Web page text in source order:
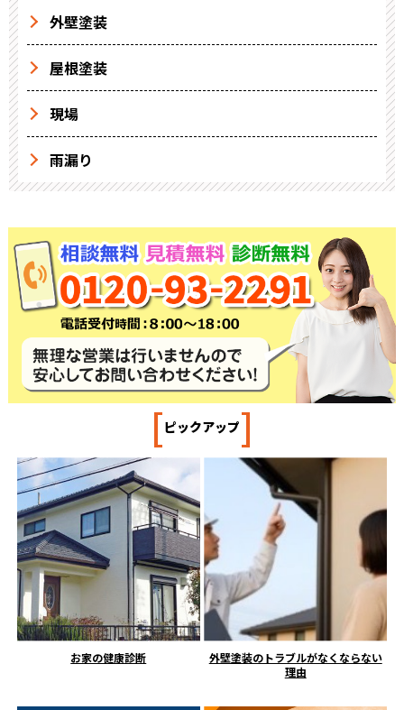
外壁塗装
屋根塗装
現場
雨漏り
[ピックアップ]
お家の健康診断
外壁塗装のトラブルがなくならない
理由